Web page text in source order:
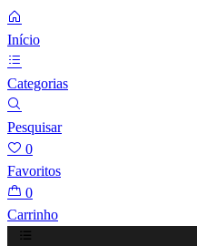
Início
Categorias
Pesquisar
0
Favoritos
0
Carrinho